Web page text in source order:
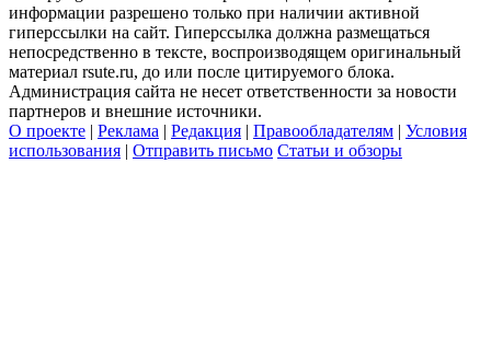
информации разрешено только при наличии активной
гиперссылки на сайт. Гиперссылка должна размещаться
непосредственно в тексте, воспроизводящем оригинальный
материал rsute.ru, до или после цитируемого блока.
Администрация сайта не несет ответственности за новости
партнеров и внешние источники.
О проекте | Реклама | Редакция | Правообладателям | Условия
использования | Отправить письмо Статьи и обзоры